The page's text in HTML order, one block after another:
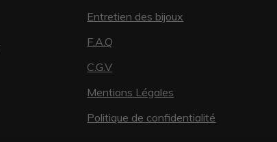
Entretien des bijoux
F.A.Q
C.G.V
Mentions Légales
Politique de confidentialité